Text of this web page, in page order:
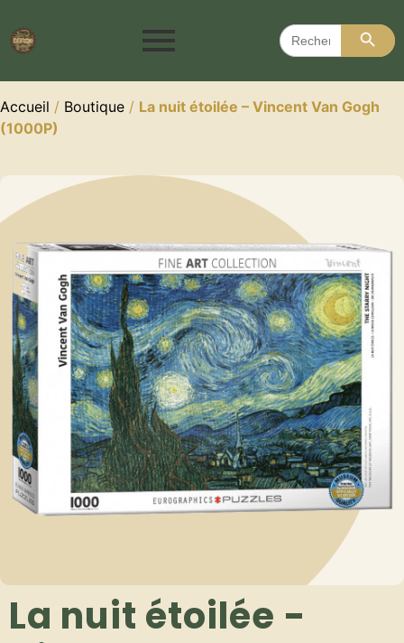
Search
for:
Search
Accueil / Boutique / La nuit étoilée – Vincent Van Gogh
(1000P)
La nuit étoilée -